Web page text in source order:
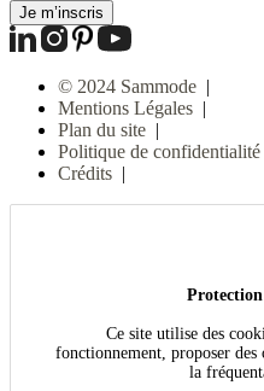
© 2024 Sammode |
Mentions Légales |
Plan du site |
Politique de confidentialité
Crédits |
Protection
Ce site utilise des
fonctionnement, proposer des
la